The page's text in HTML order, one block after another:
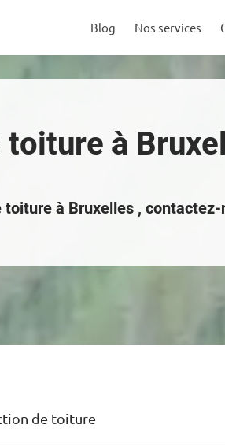
Blog Nos services
à
à Bruxelles ,
de toiture